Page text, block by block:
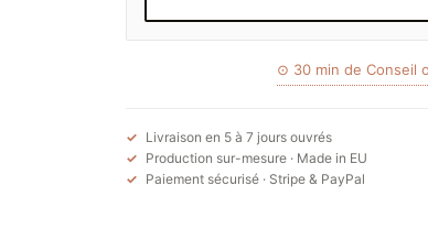
⊙ 30 min de Conseil
Livraison en 5 à 7 jours ouvrés
Production sur-mesure · Made in EU
Paiement sécurisé · Stripe & PayPal